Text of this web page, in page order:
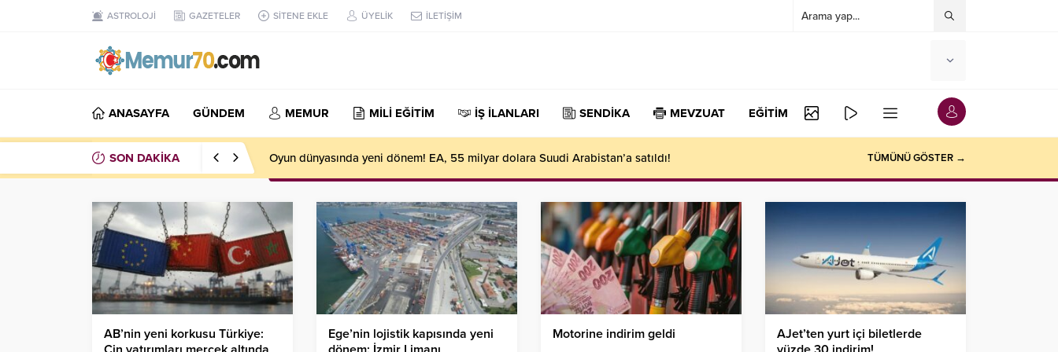
ASTROLOJİ GAZETELER SİTENE EKLE ÜYELİK İLETİŞİM
ANASAYFA GÜNDEM MEMUR MİLİ EĞİTİM İŞ İLANLARI SENDİKA MEVZUAT EĞİTİM
SON DAKİKA Oyun dünyasında yeni dönem! EA, 55 milyar dolara Suudi Arabistan’a satıldı! TÜMÜNÜ GÖSTER →
AB’nin yeni korkusu Türkiye:
Ege’nin lojistik kapısında yeni
Motorine indirim geldi
AJet’ten yurt içi biletlerde